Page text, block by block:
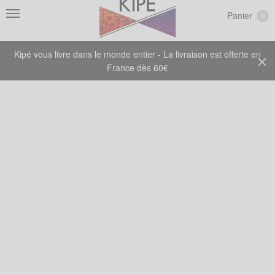
Kipé vous livre dans le monde entier - La livraison est offerte en
France dès 60€
Panier